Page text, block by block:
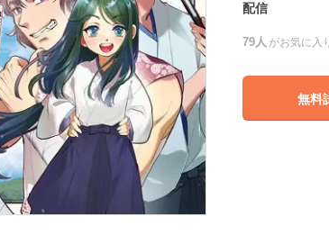
配信
79人 がお気に入
無料